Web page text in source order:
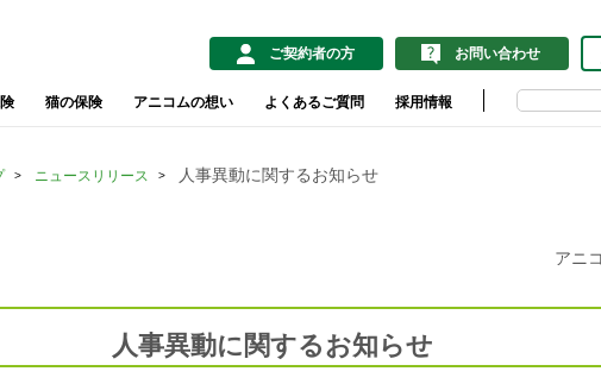
ご契約者の方 お問い合わせ
猫の保険 アニコムの想い よくあるご質問 採用情報
ニュースリリース 人事異動に関するお知らせ
アニ
人事異動に関するお知らせ